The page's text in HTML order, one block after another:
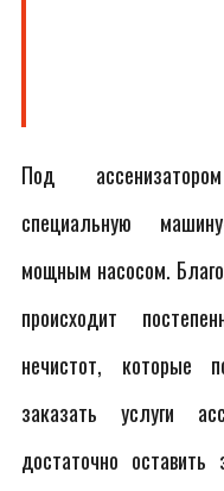
Под
специальную
мощным насосом.
происходит
нечистот, которые
заказать услуги
достаточно